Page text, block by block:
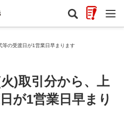
の受渡日が1営業日早まります
)取引分から、上
が1営業日早まり